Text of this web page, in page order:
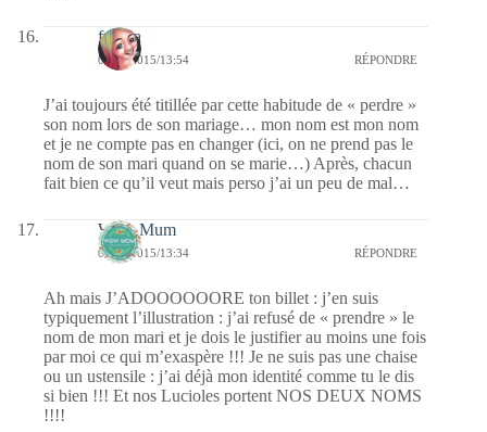
fedora
01/07/2015/13:54 RÉPONDRE
J’ai toujours été titillée par cette habitude de « perdre »
son nom lors de son mariage… mon nom est mon nom
et je ne compte pas en changer (ici, on ne prend pas le
nom de son mari quand on se marie…) Après, chacun
fait bien ce qu’il veut mais perso j’ai un peu de mal…
Wow Mum
01/07/2015/13:34 RÉPONDRE
Ah mais J’ADOOOOOORE ton billet : j’en suis
typiquement l’illustration : j’ai refusé de « prendre » le
nom de mon mari et je dois le justifier au moins une fois
par moi ce qui m’exaspère !!! Je ne suis pas une chaise
ou un ustensile : j’ai déjà mon identité comme tu le dis
si bien !!! Et nos Lucioles portent NOS DEUX NOMS
!!!!